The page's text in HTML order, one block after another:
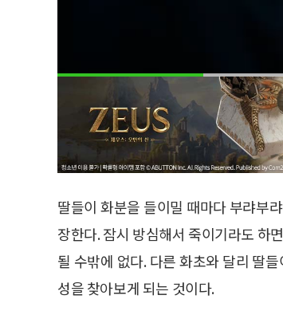
딸들이 화분을 들이밀 때마다 부랴부
장한다. 잠시 방심해서 죽이기라도 하
될 수밖에 없다. 다른 화초와 달리 딸
성을 찾아보게 되는 것이다.